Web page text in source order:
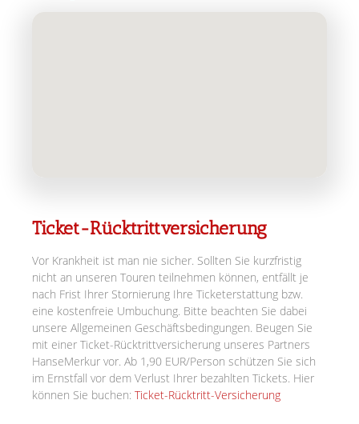
Ticket-Rücktrittversicherung
Vor Krankheit ist man nie sicher. Sollten Sie kurzfristig
nicht an unseren Touren teilnehmen können, entfällt je
nach Frist Ihrer Stornierung Ihre Ticketerstattung bzw.
eine kostenfreie Umbuchung. Bitte beachten Sie dabei
unsere Allgemeinen Geschäftsbedingungen. Beugen Sie
mit einer Ticket-Rücktrittversicherung unseres Partners
HanseMerkur vor. Ab 1,90 EUR/Person schützen Sie sich
im Ernstfall vor dem Verlust Ihrer bezahlten Tickets. Hier
können Sie buchen: Ticket-Rücktritt-Versicherung